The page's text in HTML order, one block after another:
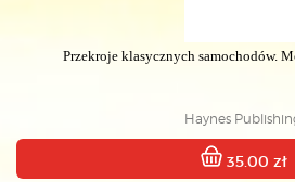
Przekroje klasycznych samochodów.
Haynes
35.00 zł